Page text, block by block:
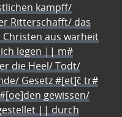
kampff/
Ritterschafft/ das
aus warheit
legen || m#
die Heel/ Todt/
Gesetz #[et]c̃ tr#
gewissen/
|| durch